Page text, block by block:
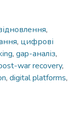
,
, цифрові
, gap-аналіз,
war recovery,
, digital platforms,